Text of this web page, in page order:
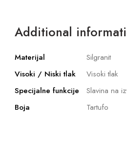
Additional
Materijal
Silgranit
Visoki / Niski tlak
Visoki tlak
Specijalne funkcije
Slavina na
Boja
Tartufo